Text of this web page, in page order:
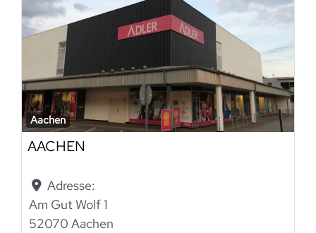
Aachen
AACHEN
Adresse:
Am Gut Wolf 1
52070 Aachen